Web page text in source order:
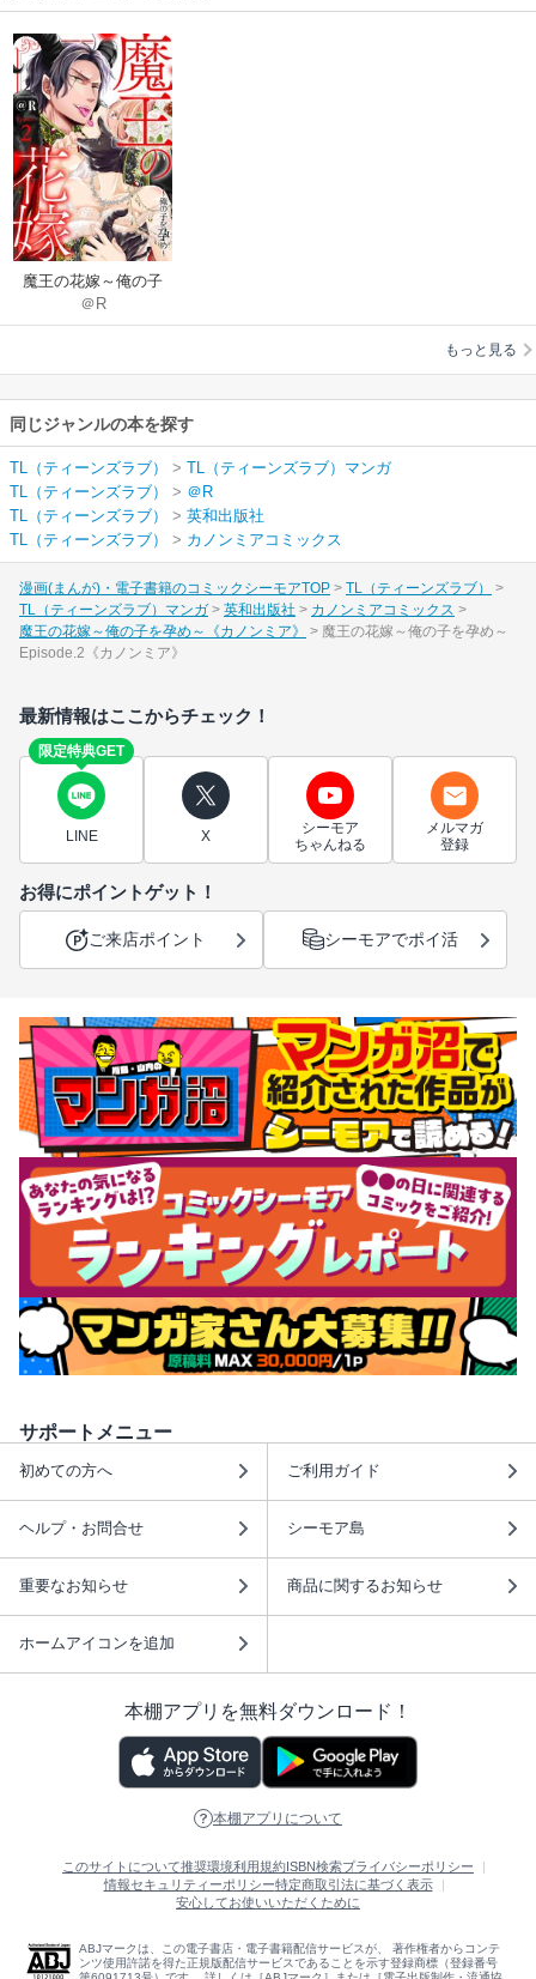
魔王の花嫁～俺の子
を孕め～《カノンミ
ア》
＠R
もっと見る
同じジャンルの本を探す
TL（ティーンズラブ） > TL（ティーンズラブ）マンガ
TL（ティーンズラブ）
> ＠R
TL（ティーンズラブ）
> 英和出版社
TL（ティーンズラブ）
> カノンミアコミックス
漫画(まんが)・電子書籍のコミックシーモアTOP
TL（ティーンズラブ）
TL（ティーンズラブ）マンガ
英和出版社
カノンミアコミックス
魔王の花嫁～俺の子を孕め～《カノンミア》
魔王の花嫁～俺の子を孕め～
Episode.2《カノンミア》
最新情報はここからチェック！
限定特典GET
LINE X
シーモア
ちゃんねる
メルマガ
登録
お得にポイントゲット！
ご来店ポイント シーモアでポイ活
サポートメニュー
初めての方へ ご利用ガイド
ヘルプ・お問合せ シーモア島
重要なお知らせ 商品に関するお知らせ
ホームアイコンを追加
本棚アプリを無料ダウンロード！
本棚アプリについて
このサイトについて推奨環境利用規約ISBN検索プライバシーポリシー
情報セキュリティーポリシー特定商取引法に基づく表示
安心してお使いいただくために
ABJマークは、この電子書店・電子書籍配信サービスが、 著作権者からコンテ
ンツ使用許諾を得た正規版配信サービスであることを示す登録商標（登録番号